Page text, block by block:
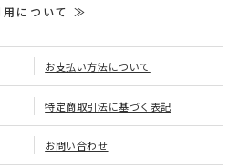
用について ≫
お支払い方法について
特定商取引法に基づく表記
お問い合わせ